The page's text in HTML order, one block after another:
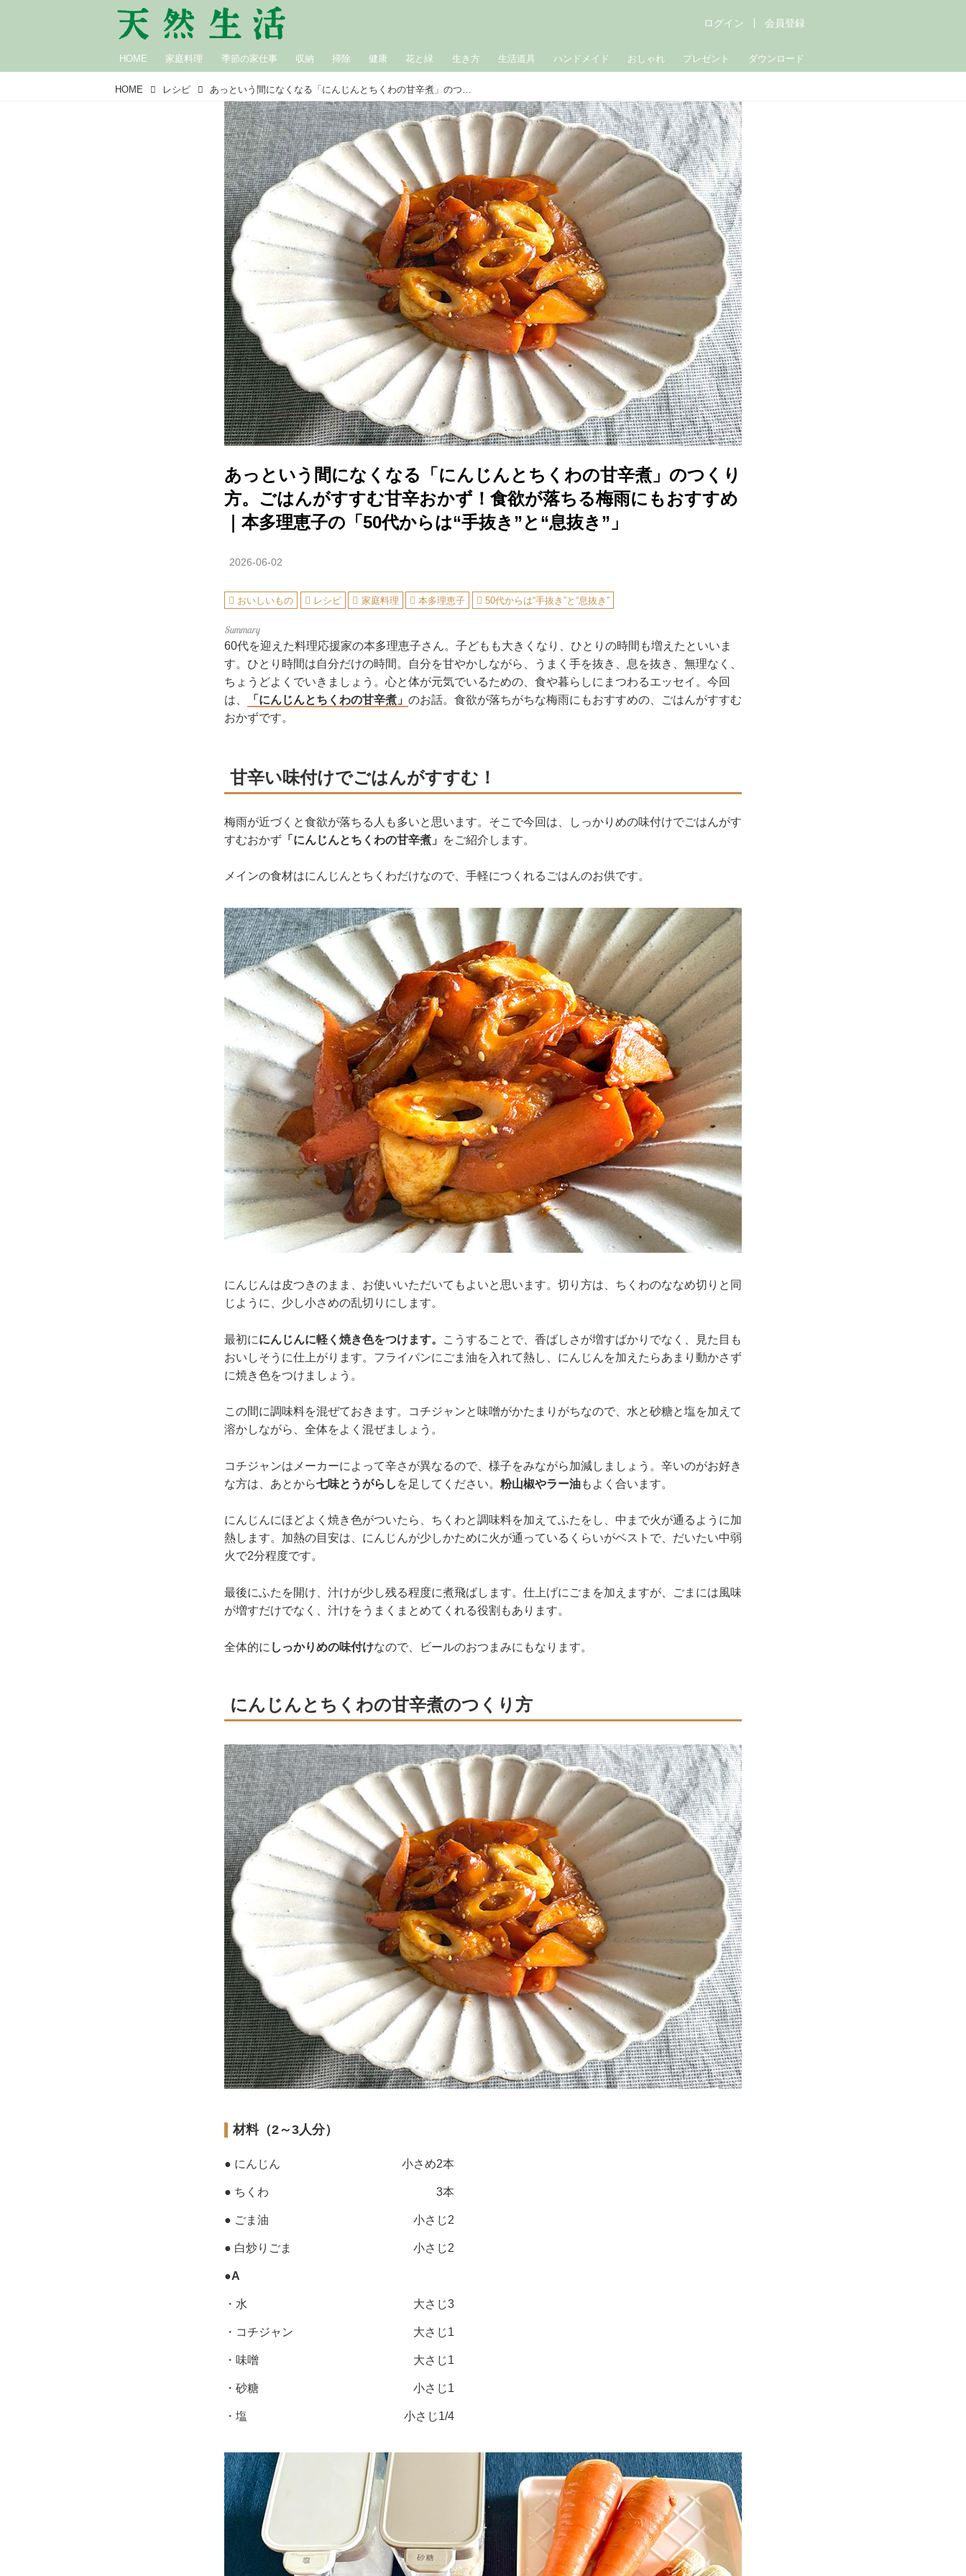
HOME 家庭料理 季節の家仕事 収納 掃除 健康 花と緑 生き方 生活道具 ハンドメイド おしゃれ プレゼント ダウンロード
ログイン 会員登録
HOME レシピ あっという間になくなる「にんじんとちくわの甘辛煮」のつくり方。ごはんがすすむ甘辛おかず！食欲が落ちる梅雨にもおすすめ｜本多理恵子の「50代からは“手抜き”と“息抜き”」
あっという間になくなる「にんじんとちくわの甘辛煮」のつくり
方。ごはんがすすむ甘辛おかず！食欲が落ちる梅雨にもおすすめ
｜本多理恵子の「50代からは“手抜き”と“息抜き”」
2026-06-02
おいしいもの レシピ 家庭料理 本多理恵子 50代からは“手抜き”と“息抜き”
60代を迎えた料理応援家の本多理恵子さん。子どもも大きくなり、ひとりの時間も増えたといいま
す。ひとり時間は自分だけの時間。自分を甘やかしながら、うまく手を抜き、息を抜き、無理なく、
ちょうどよくでいきましょう。心と体が元気でいるための、食や暮らしにまつわるエッセイ。今回
は、
「にんじんとちくわの甘辛煮」 のお話。食欲が落ちがちな梅雨にもおすすめの、ごはんがすすむ
おかずです。
甘辛い味付けでごはんがすすむ！
梅雨が近づくと食欲が落ちる人も多いと思います。そこで今回は、しっかりめの味付けでごはんがす
すむおかず 「にんじんとちくわの甘辛煮」 をご紹介します。
メインの食材はにんじんとちくわだけなので、手軽につくれるごはんのお供です。
にんじんは皮つきのまま、お使いいただいてもよいと思います。切り方は、ちくわのななめ切りと同
じように、少し小さめの乱切りにします。
最初ににんじんに軽く焼き色をつけます。
こうすることで、香ばしさが増すばかりでなく、見た目も
おいしそうに仕上がります。フライパンにごま油を入れて熱し、にんじんを加えたらあまり動かさず
に焼き色をつけましょう。
この間に調味料を混ぜておきます。コチジャンと味噌がかたまりがちなので、水と砂糖と塩を加えて
溶かしながら、全体をよく混ぜましょう。
コチジャンはメーカーによって辛さが異なるので、様子をみながら加減しましょう。辛いのがお好き
な方は、あとから七味とうがらし を足してください。 粉山椒やラー油もよく合います。
にんじんにほどよく焼き色がついたら、ちくわと調味料を加えてふたをし、中まで火が通るように加
熱します。加熱の目安は、にんじんが少しかために火が通っているくらいがベストで、だいたい中弱
火で2分程度です。
最後にふたを開け、汁けが少し残る程度に煮飛ばします。仕上げにごまを加えますが、ごまには風味
が増すだけでなく、汁けをうまくまとめてくれる役割もあります。
全体的に しっかりめの味付けなので、ビールのおつまみにもなります。
にんじんとちくわの甘辛煮のつくり方
材料（2～3人分）
● にんじん 小さめ2本
● ちくわ 3本
● ごま油 小さじ2
● 白炒りごま 小さじ2
●A
・水 大さじ3
・コチジャン 大さじ1
・味噌 大さじ1
・砂糖 小さじ1
・塩 小さじ1/4